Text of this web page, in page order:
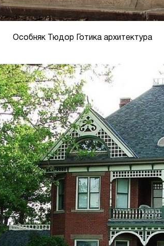
Особняк Тюдор Готика архитектура